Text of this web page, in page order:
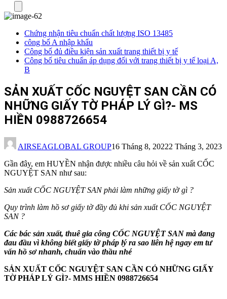
Chứng nhận tiêu chuẩn chất lượng ISO 13485
công bố A nhập khẩu
Công bố đủ điều kiện sản xuất trang thiết bị y tế
Công bố tiêu chuẩn áp dụng đối với trang thiết bị y tế loại A,
B
SẢN XUẤT CỐC NGUYỆT SAN CẦN CÓ
NHỮNG GIẤY TỜ PHÁP LÝ GÌ?- MS
HIỀN 0988726654
AIRSEAGLOBAL GROUP16 Tháng 8, 20222 Tháng 3, 2023
Gần đây, em HUYỀN nhận được nhiều câu hỏi về sản xuất CỐC
NGUYỆT SAN như sau:
Sản xuất CỐC NGUYỆT SAN phải làm những giấy tờ gì ?
Quy trình làm hồ sơ giấy tờ đầy đủ khi sản xuất CỐC NGUYỆT
SAN ?
Các bác sản xuất, thuê gia công CỐC NGUYỆT SAN mà đang
đau đầu vì không biết giấy tờ pháp lý ra sao liên hệ ngay em tư
vấn hồ sơ nhanh, chuẩn vào thầu nhé
SẢN XUẤT CỐC NGUYỆT SAN CẦN CÓ NHỮNG GIẤY
TỜ PHÁP LÝ GÌ?- MMS HIỀN 0988726654